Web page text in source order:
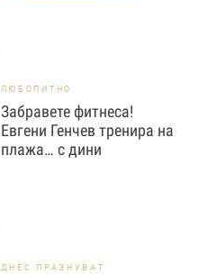
ЛЮБОПИТНО
Забравете фитнеса!
Евгени Генчев тренира на
плажа… с дини
ДНЕС ПРАЗНУВАТ